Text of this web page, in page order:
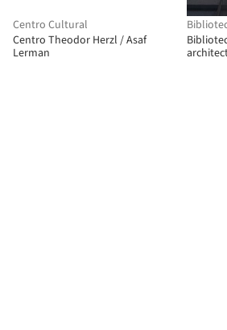
Centro Cultural
Centro Theodor Herzl / Asaf
Lerman